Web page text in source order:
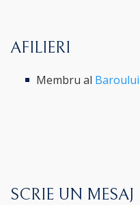
AFILIERI
Membru al
SCRIE UN MESAJ